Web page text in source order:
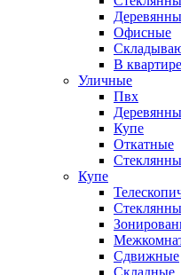
Офисные
В квартире
Уличные
Пвх
Купе
Откатные
Купе
Сдвижные
Складные